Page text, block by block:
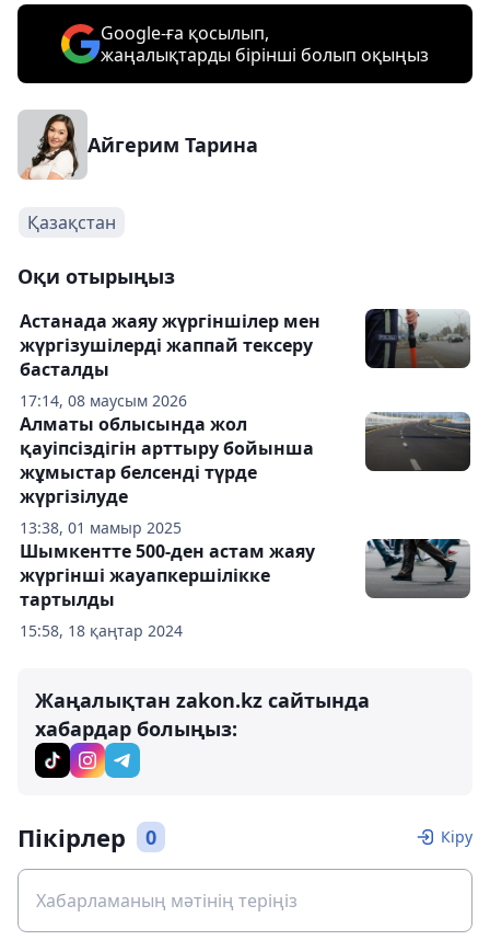
Google-ға қосылып,
жаңалықтарды бірінші болып оқыңыз
Айгерим Тарина
Қазақстан
Оқи отырыңыз
17:14, 08 маусым 2026
Астанада жаяу жүргіншілер мен
жүргізушілерді жаппай тексеру
басталды
13:38, 01 мамыр 2025
Алматы облысында жол
қауіпсіздігін арттыру бойынша
жұмыстар белсенді түрде
жүргізілуде
15:58, 18 қаңтар 2024
Шымкентте 500-ден астам жаяу
жүргінші жауапкершілікке
тартылды
Жаңалықтан zakon.kz сайтында
хабардар болыңыз:
Пікірлер 0 Кіру